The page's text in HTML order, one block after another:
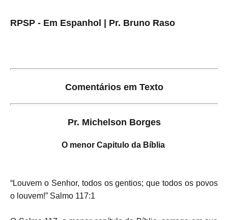
RPSP - Em Espanhol | Pr. Bruno Raso
Comentários em Texto
Pr. Michelson Borges
O menor Capitulo da Bíblia
“Louvem o Senhor, todos os gentios; que todos os povos
o louvem!” Salmo 117:1